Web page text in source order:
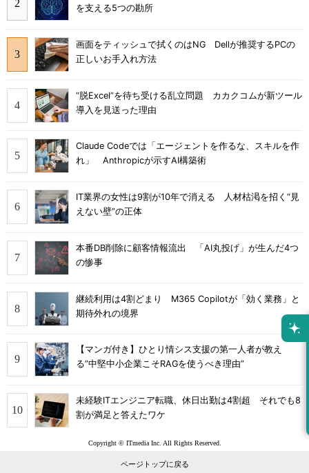
を支える5つの勘所
画面をティッシュで拭くのはNG Dellが推奨するPCの
正しいお手入れ方法
“脱Excel”を待ち受ける乱立問題 カカクコムが新ツール
導入を見送った理由
Claude Codeでは「エージェントを作るな、スキルを作
れ」 Anthropicが示すAI構築術
IT業界の女性は9割が10年で消える 人材枯渇を招く“見
えない壁”の正体
本番DB削除に顧客情報流出 「AI丸投げ」が生んだ4つ
の惨事
継続利用は4割どまり M365 Copilotが「効く業務」と
期待外れの境界
【マンガ付き】ひとり情シス支援の第一人者が教え
る”中堅中小企業こそRAGを使うべき理由”
未経験ITエンジニア転職、休日出勤は4割超 それでも8
割が満足と答えたワケ
Copyright © ITmedia Inc. All Rights Reserved.
ページトップに戻る